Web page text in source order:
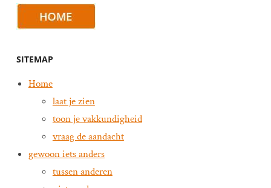
SITEMAP
Home
laat je zien
toon je vakkundigheid
vraag de aandacht
gewoon iets anders
tussen anderen